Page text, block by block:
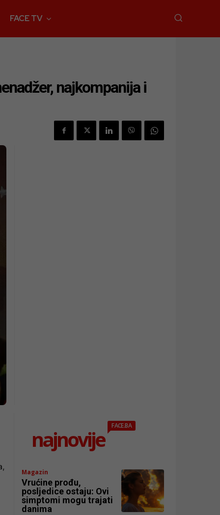
FACE TV
najkompanija i
najnovije
FACE.BA
Magazin
Vrućine prođu,
posljedice ostaju: Ovi
simptomi mogu trajati
danima